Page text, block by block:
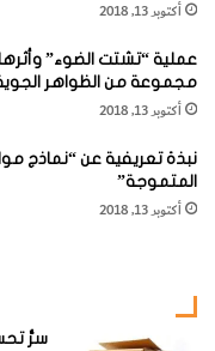
للمعادلة التالية:
فلوريد القصدير + ماء
وحمض الهيدروفلوريك
م
ي
ة
"
ل
ج
ر
ة
"
ر
ج
ع
ه
أكتوبر 13, 2018
عملية “تشتت الضوء”
مجموعة من الظواهر
أكتوبر 13, 2018
نبذة تعريفية عن “نماذج
المتموجة”
أكتوبر 13, 2018
سرُّ